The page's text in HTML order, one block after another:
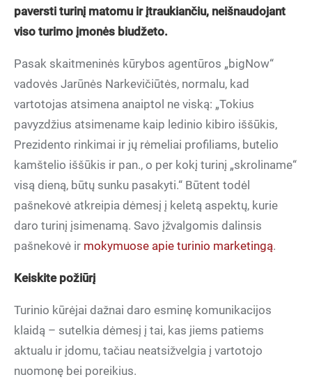
paversti turinį matomu ir įtraukiančiu, neišnaudojant
viso turimo įmonės biudžeto.
Pasak skaitmeninės kūrybos agentūros „bigNow“
vadovės Jarūnės Narkevičiūtės, normalu, kad
vartotojas atsimena anaiptol ne viską: „Tokius
pavyzdžius atsimename kaip ledinio kibiro iššūkis,
Prezidento rinkimai ir jų rėmeliai profiliams, butelio
kamštelio iššūkis ir pan., o per kokį turinį „skroliname“
visą dieną, būtų sunku pasakyti.“ Būtent todėl
pašnekovė atkreipia dėmesį į keletą aspektų, kurie
daro turinį įsimenamą. Savo įžvalgomis dalinsis
pašnekovė ir mokymuose apie turinio marketingą.
Keiskite požiūrį
Turinio kūrėjai dažnai daro esminę komunikacijos
klaidą – sutelkia dėmesį į tai, kas jiems patiems
aktualu ir įdomu, tačiau neatsižvelgia į vartotojo
nuomonę bei poreikius.